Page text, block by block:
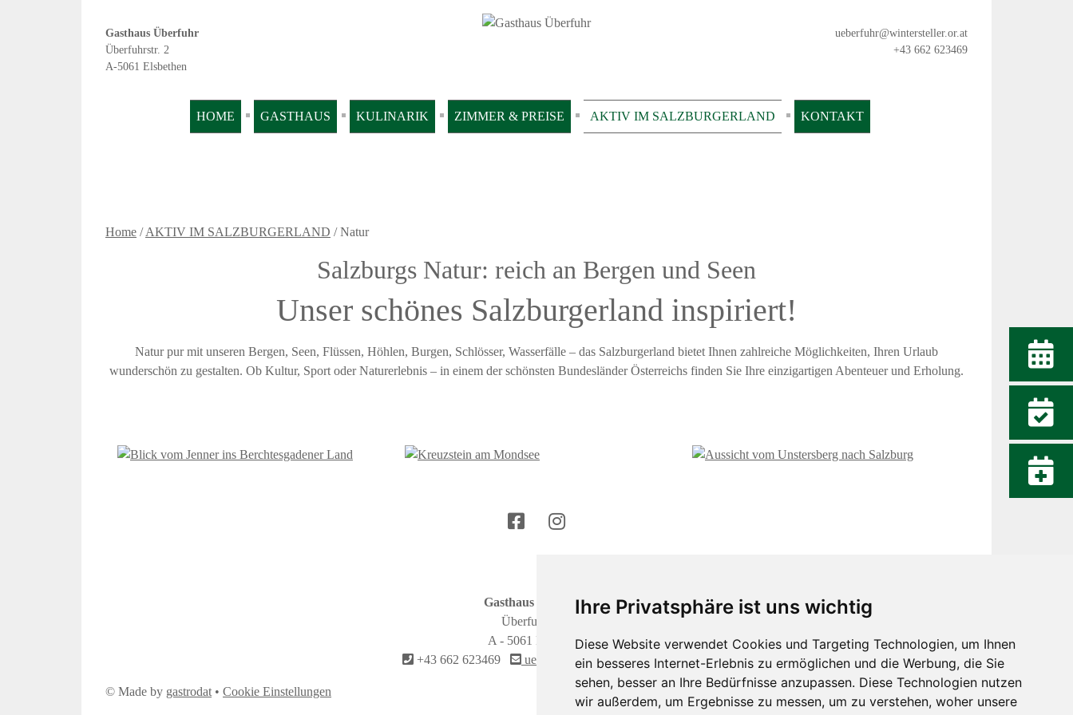
Ihre Privatsphäre ist uns wichtig
Diese Website verwendet Cookies und Targeting Technologien, um Ihnen
ein besseres Internet-Erlebnis zu ermöglichen und die Werbung, die Sie
sehen, besser an Ihre Bedürfnisse anzupassen. Diese Technologien nutzen
wir außerdem, um Ergebnisse zu messen, um zu verstehen, woher unsere
Gasthaus Überfuhr
Überfuhrstr. 2
A-5061 Elsbethen
ueberfuhr@wintersteller.or.at
+43 662 623469
HOME GASTHAUS KULINARIK ZIMMER & PREISE AKTIV IM SALZBURGERLAND KONTAKT
Home /AKTIV IM SALZBURGERLAND / Natur
Salzburgs Natur: reich an Bergen und Seen
Unser schönes Salzburgerland inspiriert!
Natur pur mit unseren Bergen, Seen, Flüssen, Höhlen, Burgen, Schlösser, Wasserfälle – das Salzburgerland bietet Ihnen zahlreiche Möglichkeiten, Ihren Urlaub
wunderschön zu gestalten. Ob Kultur, Sport oder Naturerlebnis – in einem der schönsten Bundesländer Österreichs finden Sie Ihre einzigartigen Abenteuer und Erholung.
Gasthaus Überfuhr
Überfuhrstr. 2
A - 5061 Elsbethen
+43 662 623469
ueberfuhr@wintersteller.or.at
© Made by gastrodat • Cookie Einstellungen Datenschutzerklärung •Impressum